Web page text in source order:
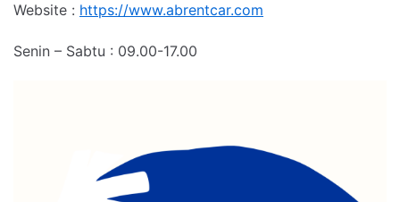
Website : https://www.abrentcar.com
Senin – Sabtu : 09.00-17.00